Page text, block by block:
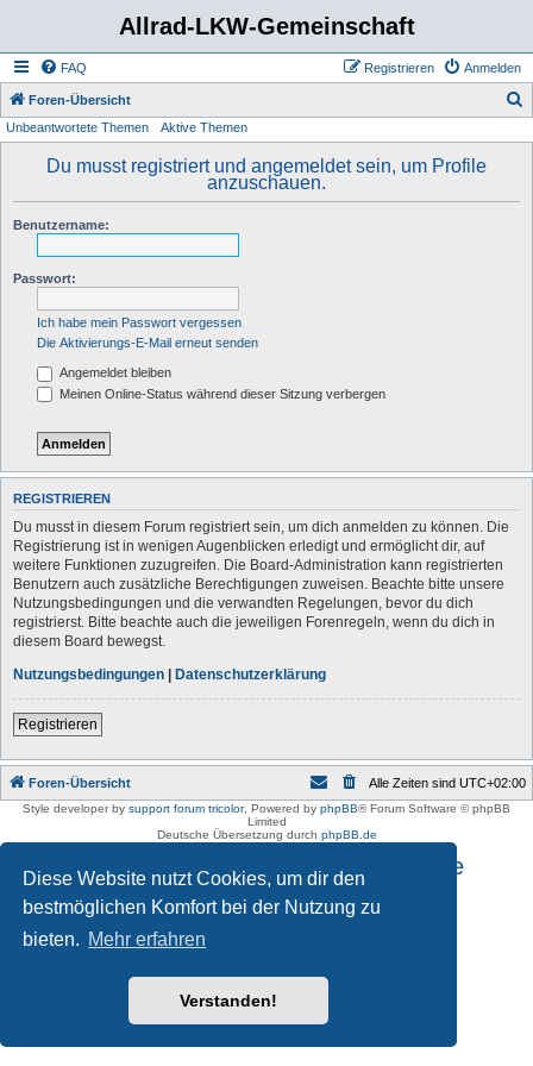
Diese Website nutzt Cookies, um dir den
bestmöglichen Komfort bei der Nutzung zu
bieten. Mehr erfahren
Verstanden!
Allrad-LKW-Gemeinschaft
FAQ Anmelden
Registrieren
Foren-Übersicht
Unbeantwortete Themen Aktive Themen
Du musst registriert und angemeldet sein, um Profile
anzuschauen.
Benutzername:
Passwort:
Ich habe mein Passwort vergessen
Die Aktivierungs-E-Mail erneut senden
Angemeldet bleiben
Meinen Online-Status während dieser Sitzung verbergen
REGISTRIEREN
Du musst in diesem Forum registriert sein, um dich anmelden zu können. Die
Registrierung ist in wenigen Augenblicken erledigt und ermöglicht dir, auf
weitere Funktionen zuzugreifen. Die Board-Administration kann registrierten
Benutzern auch zusätzliche Berechtigungen zuweisen. Beachte bitte unsere
Nutzungsbedingungen und die verwandten Regelungen, bevor du dich
registrierst. Bitte beachte auch die jeweiligen Forenregeln, wenn du dich in
diesem Board bewegst.
Nutzungsbedingungen | Datenschutzerklärung
Registrieren
Foren-Übersicht Alle Zeiten sind UTC+02:00
Style developer by support forum tricolor, Powered by phpBB® Forum Software © phpBB
Limited
Deutsche Übersetzung durch phpBB.de
Impressum und Datenschutzhinweise